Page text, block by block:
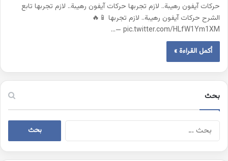
حركات آيفون رهيبة.. لازم تجربها حركات آيفون رهيبة.. لازم تجربها تابع
الشرح حركات آيفون رهيبة.. لازم تجربها 📱🔥
pic.twitter.com/HLfW1Ym1XM —…
أكمل القراءة »
بحث
البحث